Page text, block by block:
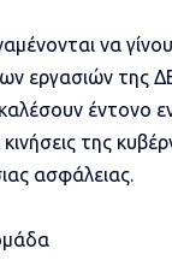
να
εργασιών της
έντονο
κινήσεις της
ασφάλειας.